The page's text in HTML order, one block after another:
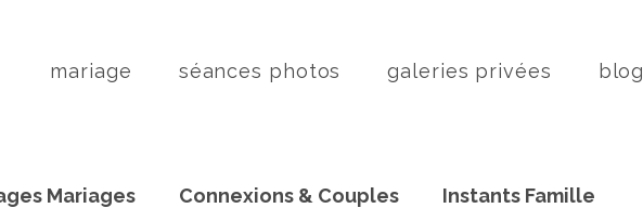
mariage séances photos galeries privées blog
Mariages Connexions & Couples Instants Famille